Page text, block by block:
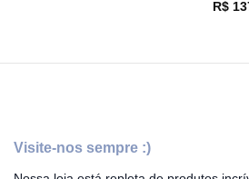
R$
Visite-nos sempre :)